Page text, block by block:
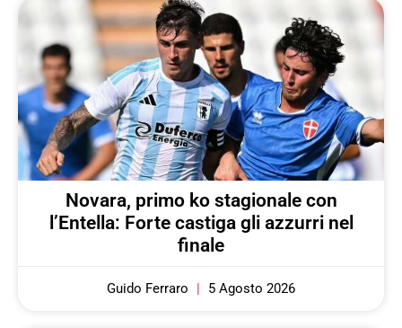
Novara, primo ko stagionale con
l’Entella: Forte castiga gli azzurri nel
finale
Guido Ferraro 5 Agosto 2026